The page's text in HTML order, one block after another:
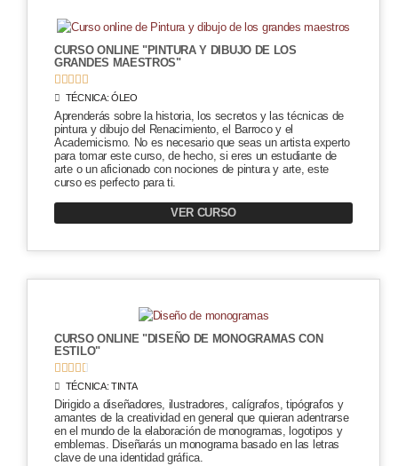
CURSO ONLINE "PINTURA Y DIBUJO DE LOS
GRANDES MAESTROS"
    
TÉCNICA:ÓLEO
Aprenderás sobre la historia, los secretos y las técnicas de
pintura y dibujo del Renacimiento, el Barroco y el
Academicismo. No es necesario que seas un artista experto
para tomar este curso, de hecho, si eres un estudiante de
arte o un aficionado con nociones de pintura y arte, este
curso es perfecto para ti.
VER CURSO
CURSO ONLINE "DISEÑO DE MONOGRAMAS CON
ESTILO"
    
TÉCNICA:TINTA
Dirigido a diseñadores, ilustradores, calígrafos, tipógrafos y
amantes de la creatividad en general que quieran adentrarse
en el mundo de la elaboración de monogramas, logotipos y
emblemas. Diseñarás un monograma basado en las letras
clave de una identidad gráfica.